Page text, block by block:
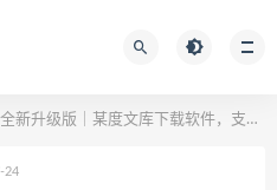
全新升级版｜某度文库下载软件，支持一键下载VIP文档+付费文档，下载后的文档还支持编辑！
24